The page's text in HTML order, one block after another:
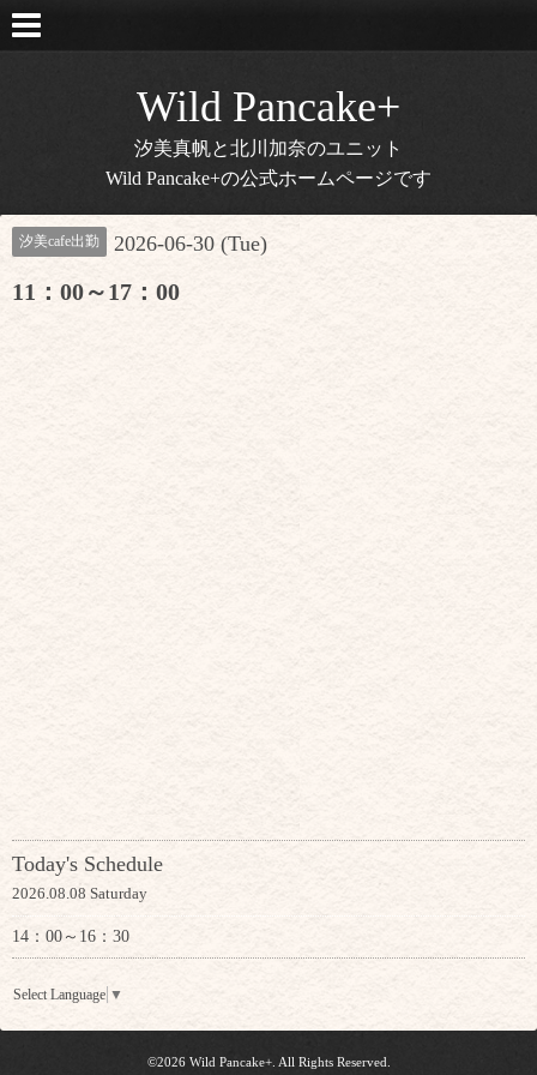
Wild Pancake+
汐美真帆と北川加奈のユニット
Wild Pancake+の公式ホームページです
汐美cafe出勤 2026-06-30 (Tue)
11：00～17：00
Today's Schedule
2026.08.08 Saturday
14：00～16：30
Select Language ▼
©2026 Wild Pancake+. All Rights Reserved.